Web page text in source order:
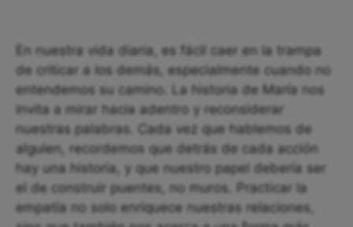
En nuestra vida diaria, es fácil caer en la trampa
de criticar a los demás, especialmente cuando no
entendemos su camino. La historia de María nos
invita a mirar hacia adentro y reconsiderar
nuestras palabras. Cada vez que hablemos de
alguien, recordemos que detrás de cada acción
hay una historia, y que nuestro papel debería ser
el de construir puentes, no muros. Practicar la
empatía no solo enriquece nuestras relaciones,